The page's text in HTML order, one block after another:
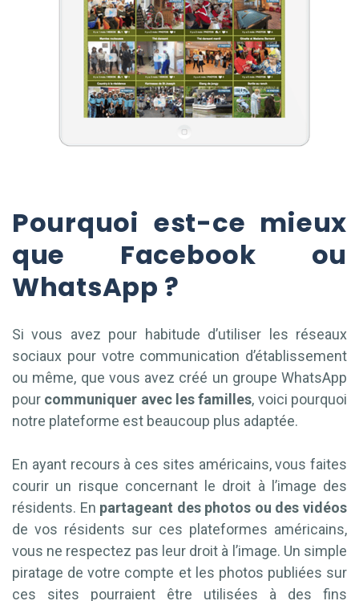
Pourquoi est-ce mieux
que Facebook ou
WhatsApp ?
Si vous avez pour habitude d’utiliser les réseaux
sociaux pour votre communication d’établissement
ou même, que vous avez créé un groupe WhatsApp
pour communiquer avec les familles, voici pourquoi
notre plateforme est beaucoup plus adaptée.
En ayant recours à ces sites américains, vous faites
courir un risque concernant le droit à l’image des
résidents. En partageant des photos ou des vidéos
de vos résidents sur ces plateformes américains,
vous ne respectez pas leur droit à l’image. Un simple
piratage de votre compte et les photos publiées sur
ces sites pourraient être utilisées à des fins